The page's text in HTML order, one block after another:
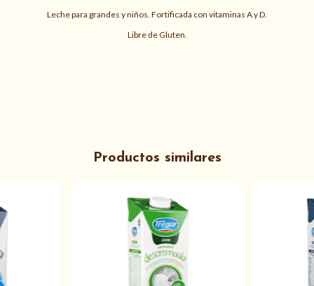
Leche para grandes y niños. Fortificada con vitaminas A y D.
Libre de Gluten.
Productos similares